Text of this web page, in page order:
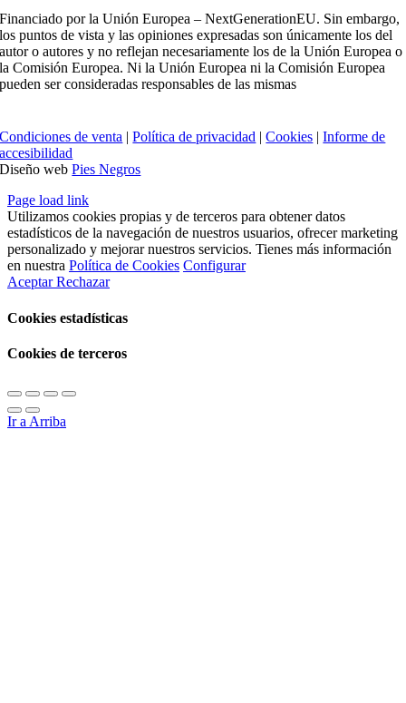
Financiado por la Unión Europea – NextGenerationEU. Sin embargo,
los puntos de vista y las opiniones expresadas son únicamente los del
autor o autores y no reflejan necesariamente los de la Unión Europea o
la Comisión Europea. Ni la Unión Europea ni la Comisión Europea
pueden ser consideradas responsables de las mismas
Condiciones de venta |Política de privacidad |Cookies |Informe de
accesibilidad
Diseño webPies Negros
Page load link
Utilizamos cookies propias y de terceros para obtener datos
estadísticos de la navegación de nuestros usuarios, ofrecer marketing
personalizado y mejorar nuestros servicios. Tienes más información
en nuestra Política de Cookies Configurar
AceptarRechazar
Cookies estadísticas
Cookies de terceros
Ir a Arriba